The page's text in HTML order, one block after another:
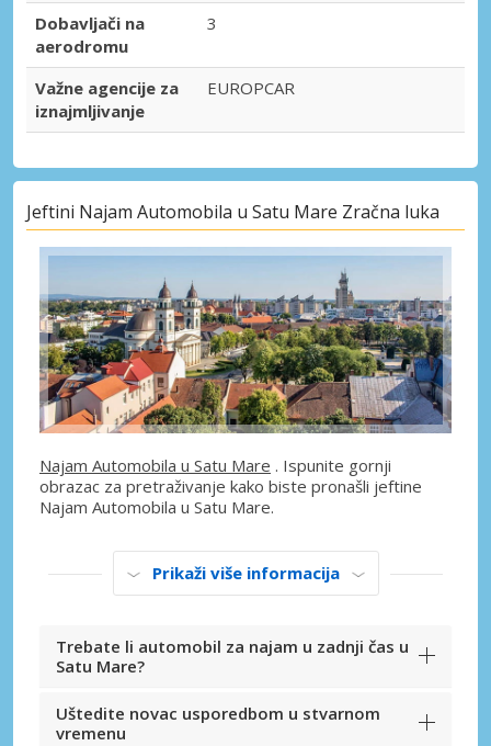
Dobavljači na
aerodromu
3
Važne agencije za
iznajmljivanje
EUROPCAR
Jeftini Najam Automobila u Satu Mare Zračna luka
Najam Automobila u Satu Mare . Ispunite gornji
obrazac za pretraživanje kako biste pronašli jeftine
Najam Automobila u Satu Mare.
Prikaži više informacija
Trebate li automobil za najam u zadnji čas u
Satu Mare?
Uštedite novac usporedbom u stvarnom
vremenu